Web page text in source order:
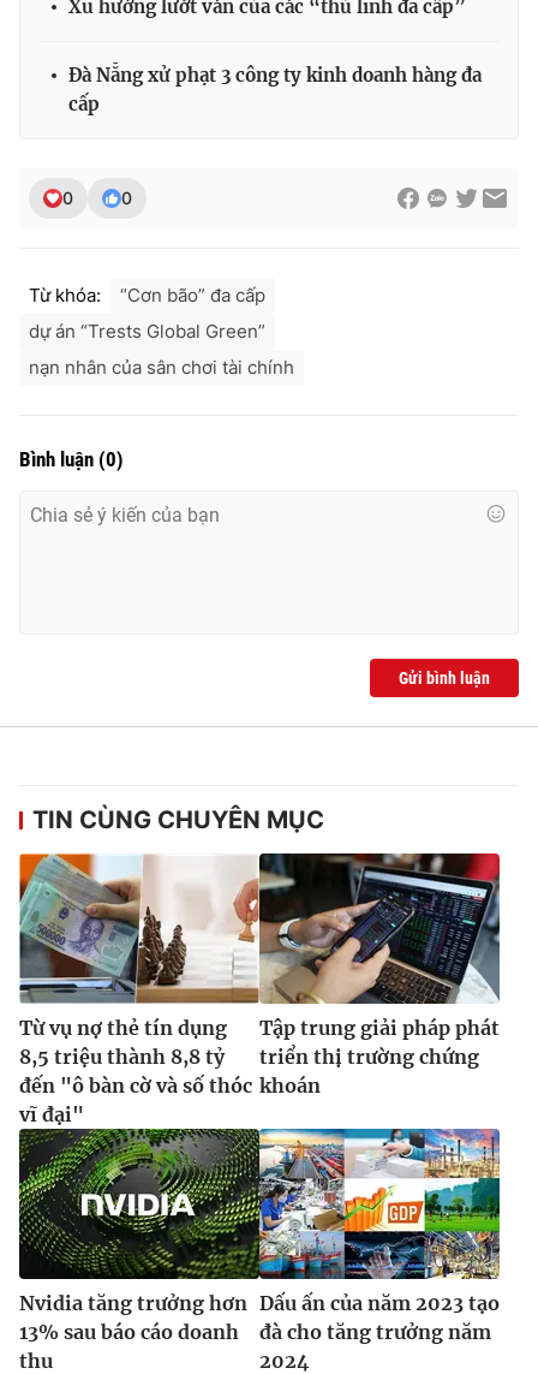
THỜI BÁO VTV
Cơ quan chủ quản:Đài Truyền hình Việt Nam
Cơ quan báo chí:Thời báo VTV
Giấy phép hoạt động báo in và báo điện tử số 483/GP-BTTTT
Phó Tổng Biên tập:
Tổng đài VTV:024.38 355 931 - 024.38 355 932
® Cấm sao chép dưới mọi hình thức nếu không có sự chấp
thuận bằng văn bản. Ghi rõ nguồn VTV.vn khi phát hành lại
thông tin từ website này.
Xu hướng lướt ván của các “thủ lĩnh đa cấp”
Đà Nẵng xử phạt 3 công ty kinh doanh hàng đa
cấp
0 0
Từ khóa:
“Cơn bão” đa cấp
dự án “Trests Global Green”
nạn nhân của sân chơi tài chính
Bình luận (0)
Gửi bình luận
TIN CÙNG CHUYÊN MỤC
Từ vụ nợ thẻ tín dụng
8,5 triệu thành 8,8 tỷ
đến "ô bàn cờ và số thóc
vĩ đại"
Tập trung giải pháp phát
triển thị trường chứng
khoán
Nvidia tăng trưởng hơn
13% sau báo cáo doanh
thu
Dấu ấn của năm 2023 tạo
đà cho tăng trưởng năm
2024